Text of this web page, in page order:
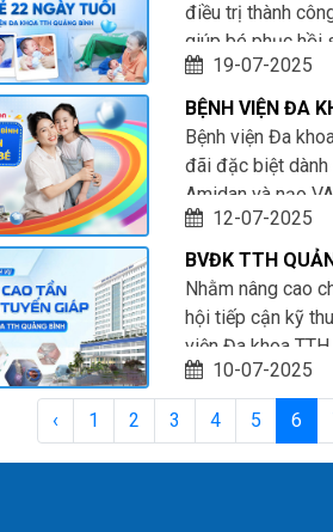
điều trị thành
giúp bé phục hồi
lớn cho gia đình
19-07-2025
BỆNH VIỆN ĐA
CHÊNH LỆCH
AMIDAN, NẠO
Bệnh viện Đa
đãi đặc biệt dành
Amidan và nạo
12-07-2025
BVĐK TTH
CAO TẦN ĐIỀU
LỚN CHO
Nhằm nâng cao
hội tiếp cận kỹ
viện Đa khoa
sóng cao tần
10-07-2025
‹ 1 2 3 4 5 6